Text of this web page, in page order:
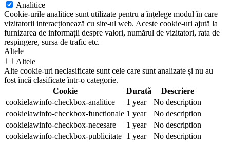
Analitice
Cookie-urile analitice sunt utilizate pentru a înțelege modul în care
vizitatorii interacționează cu site-ul web. Aceste cookie-uri ajută la
furnizarea de informații despre valori, numărul de vizitatori, rata de
respingere, sursa de trafic etc.
Altele
Altele
Alte cookie-uri neclasificate sunt cele care sunt analizate și nu au
fost încă clasificate într-o categorie.
Cookie
Durată
Descriere
cookielawinfo-checkbox-analitice
1 year
No description
cookielawinfo-checkbox-functionale 1 year
No description
cookielawinfo-checkbox-necesare
1 year
No description
cookielawinfo-checkbox-publicitate 1 year
No description